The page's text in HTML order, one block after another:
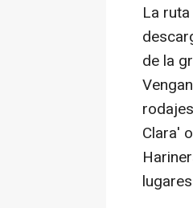
La
de la
Clara'